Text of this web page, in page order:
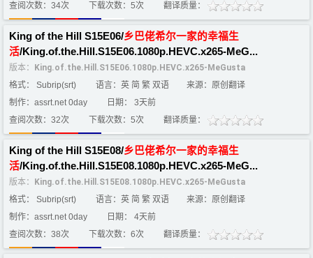
查阅次数：34次
下载次数：5次 翻译质量：
King of the Hill S15E06/乡 巴佬希尔一家的幸福生
活/King.of.the.Hill.S15E06.1080p.HEVC.x265-MeG...
版本：
King.of.the.Hill.S15E06.1080p.HEVC.x265-MeGusta
格式： Subrip(srt)
语言：英 简 繁 双语
来源：原创翻译
制作：assrt.net 0day
日期： 3天前
查阅次数：32次
下载次数：5次 翻译质量：
King of the Hill S15E08/乡 巴佬希尔一家的幸福生
活/King.of.the.Hill.S15E08.1080p.HEVC.x265-MeG...
版本：
King.of.the.Hill.S15E08.1080p.HEVC.x265-MeGusta
格式： Subrip(srt)
语言：英 简 繁 双语
来源：原创翻译
制作：assrt.net 0day
日期： 4天前
查阅次数：38次
下载次数：6次 翻译质量：